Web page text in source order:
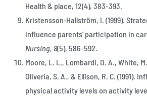
Health & place, 12(4), 383-393.
Kristensson‐Hallström, I. (1999).
influence parents’ participation in
Nursing, 8(5), 586-592.
Moore, L. L., Lombardi, D. A., White,
Oliveria, S. A., & Ellison, R. C. (1991).
physical activity levels on activity